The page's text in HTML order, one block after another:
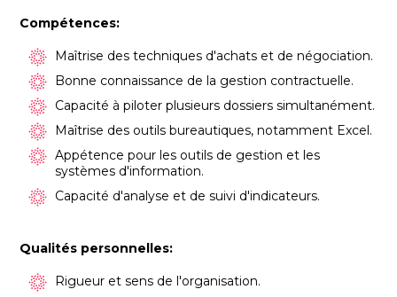
Compétences:
Maîtrise des techniques d'achats et de négociation.
Bonne connaissance de la gestion contractuelle.
Capacité à piloter plusieurs dossiers simultanément.
Maîtrise des outils bureautiques, notamment Excel.
Appétence pour les outils de gestion et les
systèmes d'information.
Capacité d'analyse et de suivi d'indicateurs.
Qualités personnelles:
Rigueur et sens de l'organisation.